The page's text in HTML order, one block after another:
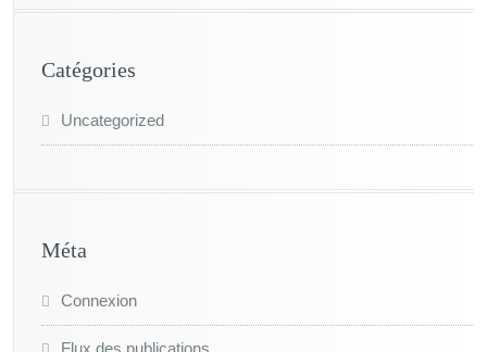
Catégories
Uncategorized
Méta
Connexion
Flux des publications